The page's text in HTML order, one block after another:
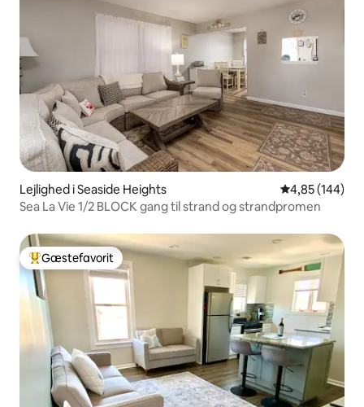
Lejlighed i Seaside Heights 4,85 ud af 5 i
4,85 (144)
Sea La Vie 1/2 BLOCK gang til strand og strandpromen
Bedste gæstefavorit
Gæstefavorit